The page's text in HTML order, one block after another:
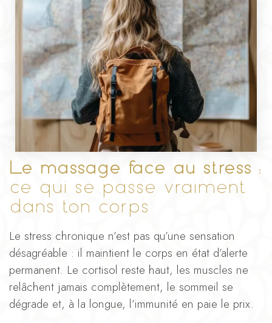
Le massage face au stress :
ce qui se passe vraiment
dans ton corps
Le stress chronique n’est pas qu’une sensation
désagréable : il maintient le corps en état d’alerte
permanent. Le cortisol reste haut, les muscles ne
relâchent jamais complètement, le sommeil se
dégrade et, à la longue, l’immunité en paie le prix.